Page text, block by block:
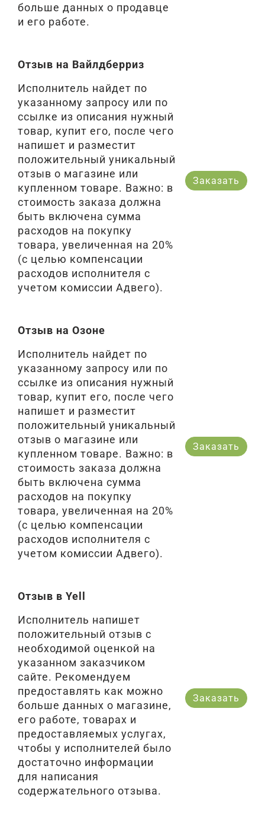
больше данных о продавце
и его работе.
Отзыв на Вайлдберриз
Исполнитель найдет по
указанному запросу или по
ссылке из описания нужный
товар, купит его, после чего
напишет и разместит
положительный уникальный
отзыв о магазине или
купленном товаре. Важно: в
стоимость заказа должна
быть включена сумма
расходов на покупку
товара, увеличенная на 20%
(с целью компенсации
расходов исполнителя с
учетом комиссии Адвего).
Заказать
Отзыв на Озоне
Исполнитель найдет по
указанному запросу или по
ссылке из описания нужный
товар, купит его, после чего
напишет и разместит
положительный уникальный
отзыв о магазине или
купленном товаре. Важно: в
стоимость заказа должна
быть включена сумма
расходов на покупку
товара, увеличенная на 20%
(с целью компенсации
расходов исполнителя с
учетом комиссии Адвего).
Заказать
Отзыв в Yell
Исполнитель напишет
положительный отзыв с
необходимой оценкой на
указанном заказчиком
сайте. Рекомендуем
предоставлять как можно
больше данных о магазине,
его работе, товарах и
предоставляемых услугах,
чтобы у исполнителей было
достаточно информации
для написания
содержательного отзыва.
Заказать